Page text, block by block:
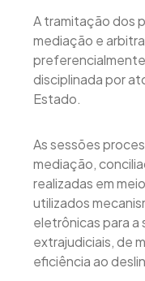
A tramitação dos
mediação e
disciplinada por
Estado.
As sessões
mediação,
realizadas em
utilizados
eletrônicas para
extrajudiciais, de
eficiência ao